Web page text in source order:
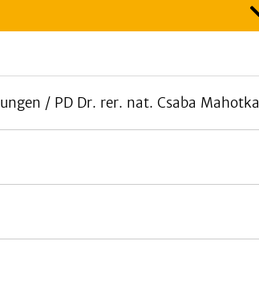
/ PD Dr. rer. nat. Csaba Mahotka